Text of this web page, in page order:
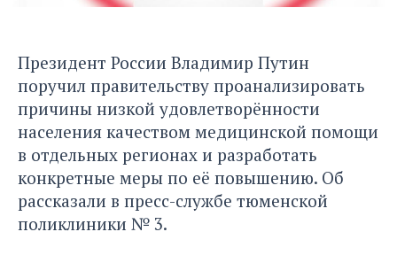
Президент России Владимир Путин
поручил правительству проанализировать
причины низкой удовлетворённости
населения качеством медицинской помощи
в отдельных регионах и разработать
конкретные меры по её повышению. Об
рассказали в пресс-службе тюменской
поликлиники № 3.